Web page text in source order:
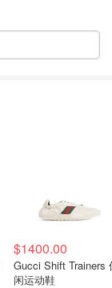
$1400.00
Gucci Shift Trainers
闲运动鞋